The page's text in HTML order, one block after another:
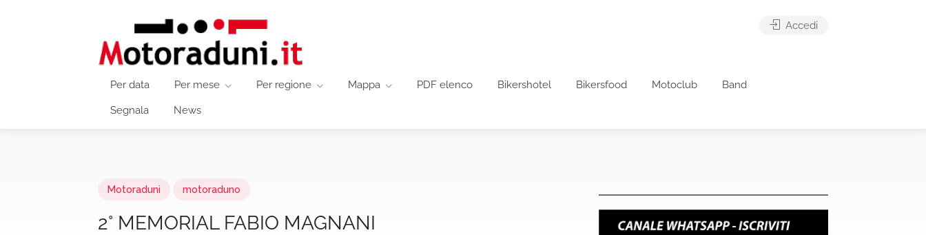
Per data Per mese Per regione Mappa PDF elenco Bikershotel Bikersfood Motoclub Band
Segnala News
Accedi
Motoraduni motoraduno
2° MEMORIAL FABIO MAGNANI